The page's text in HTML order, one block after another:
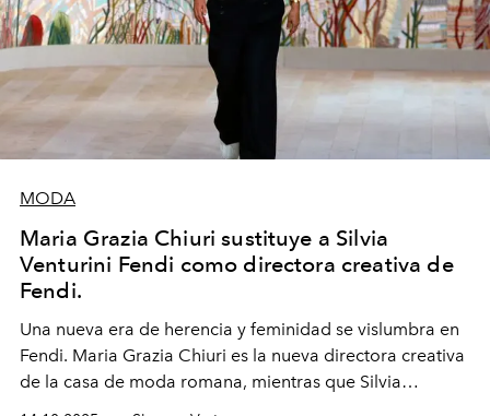
MODA
Maria Grazia Chiuri sustituye a Silvia
Venturini Fendi como directora creativa de
Fendi.
Una nueva era de herencia y feminidad se vislumbra en
Fendi. Maria Grazia Chiuri es la nueva directora creativa
de la casa de moda romana, mientras que Silvia